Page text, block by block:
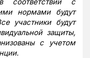
нормами будут
участники будут
защиты,
с учетом